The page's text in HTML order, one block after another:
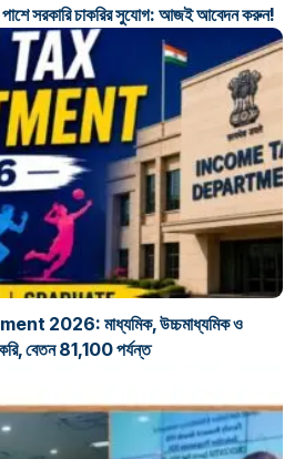
পাশে সরকারি চাকরির সুযোগ: আজই আবেদন করুন!
2026: মাধ্যমিক, উচ্চমাধ্যমিক ও
বেতন 81,100 পর্যন্ত